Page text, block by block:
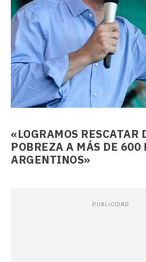
«LOGRAMOS RESCATAR
POBREZA A MÁS DE 600
ARGENTINOS»
PUBLICIDAD